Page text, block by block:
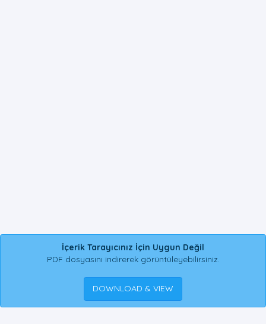
İçerik Tarayıcınız İçin Uygun Değil
PDF dosyasını indirerek görüntüleyebilirsiniz.
DOWNLOAD & VIEW